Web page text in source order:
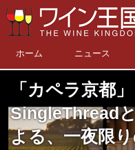
ホーム ニュース
「カペラ京都
SingleThread
よる、一夜限